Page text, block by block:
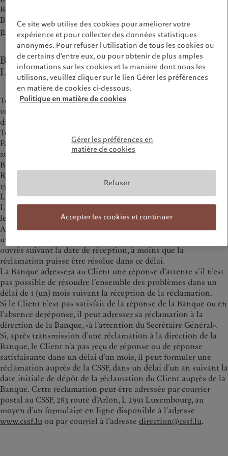
Building No. 1, West Bay Street and Blake Road, Nassau,
Bahamas, ou par courriel à l’adresse
ptscompliance@pictet.com.
Bank Pictet & Cie (Europe) AG, Succursale de
Luxembourg
Toute réclamation concernant la conduite de la personne qui
vous conseille ou vend le produit peut être formulée
directement auprès de celle-ci.
Toute réclamation concernant le produit ou la conduite du
Fabricant doit être envoyée en premier lieu à l’adresse
suivante:
Bank Pictet & Cie (Europe) AG, Succursale de Luxembourg
Réclamations
15A, Avenue J. F. Kennedy,
L 1855 Luxembourg
La Banque répondra à l’ensemble des problèmes soulevés par
le Client dans un délai de 1 (un) mois.
A réception de la réclamation, la Banque adressera au Client
une lettre en accusant réception dans un délai de 10 (dix) Jours
ouvrés suivant la date de réception, à moins que la
réclamation puisse être résolue dans ce délai.
La Banque adressera au Client une réponse d’attente s’il n’est
pas possible de résoudre l’ensemble des problèmes dans un
délai de 1 (un) mois suivant la réception de la réclamation.
Si le Client n’est pas satisfait de la réponse de la Banque ou en
l’absence deréponse, il peut adresser sa réclamation à la
direction de la Banque, «à l’attention du Secrétaire Général».
Si, après transmission d’une réclamation à la direction de la
Banque, le Client n’a pas reçu de réponse ou de réponse
satisfaisante dans un délai d’un mois, il peut formuler une
réclamation auprès de la CSSF, dans un délai d’un an suivant la
date initiale de dépôt de la réclamation du Client auprès de la
Banque. Cette réclamation peut être adressée par courrier
postal au CSSF, 283 route d’Arlon, L 2991 Luxembourg, au
moyen d’un formulaire en ligne disponible à l’adresse
www.cssf.lu ou par courriel à l’adresse direction@cssf.lu.
Ce site web utilise des cookies pour améliorer votre
expérience et pour collecter des données statistiques
anonymes. Pour refuser l'utilisation de tous les cookies ou
de certains d'entre eux, ou pour obtenir de plus amples
informations sur les cookies et la manière dont nous les
utilisons, veuillez cliquer sur le lien Gérer les préférences
en matière de cookies ci-dessous.
Politique en matière de cookies
Gérer les préférences en
matière de cookies
Refuser
Accepter les cookies et continuer